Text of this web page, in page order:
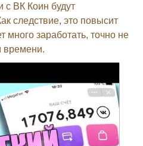
с ВК Коин будут
следствие, это повысит
много заработать, точно не
времени.